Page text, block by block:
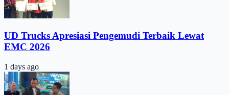
UD Trucks Apresiasi Pengemudi Terbaik Lewat
EMC 2026
1 days ago